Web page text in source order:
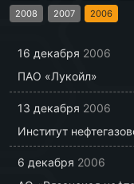
2008
2007 2006
16 декабря 2006
ПАО «Лукойл»
13 декабря 2006
Институт
6 декабря 2006